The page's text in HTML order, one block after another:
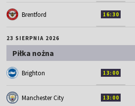
Brentford 16:30
23 SIERPNIA 2026
Piłka nożna
Brighton 13:00
Manchester City 13:00